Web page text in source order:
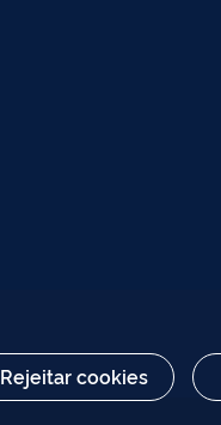
Rejeitar cookies